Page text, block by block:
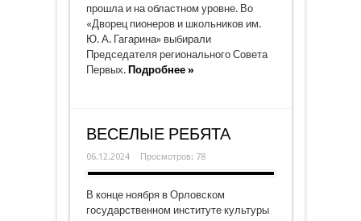
прошла и на областном уровне. Во
«Дворец пионеров и школьников им.
Ю. А. Гагарина» выбирали
Председателя регионального Совета
Первых. Подробнее »
ВЕСЕЛЫЕ РЕБЯТА
06.12.2024 Просмотров: 78
В конце ноября в Орловском
государственном институте культуры